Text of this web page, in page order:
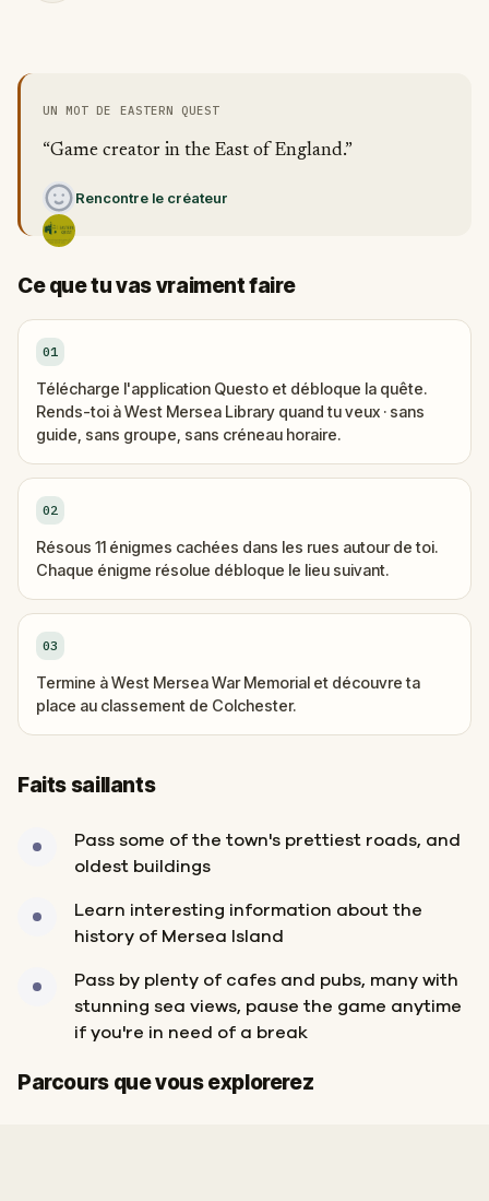
UN MOT DE EASTERN QUEST
“Game creator in the East of England.”
Rencontre le créateur
Ce que tu vas vraiment faire
01
Télécharge l'application Questo et débloque la quête.
Rends-toi à West Mersea Library quand tu veux · sans
guide, sans groupe, sans créneau horaire.
02
Résous 11 énigmes cachées dans les rues autour de toi.
Chaque énigme résolue débloque le lieu suivant.
03
Termine à West Mersea War Memorial et découvre ta
place au classement de Colchester.
Faits saillants
Pass some of the town's prettiest roads, and
oldest buildings
Learn interesting information about the
history of Mersea Island
Pass by plenty of cafes and pubs, many with
stunning sea views, pause the game anytime
if you're in need of a break
Parcours que vous explorerez
Départ
Arrivée